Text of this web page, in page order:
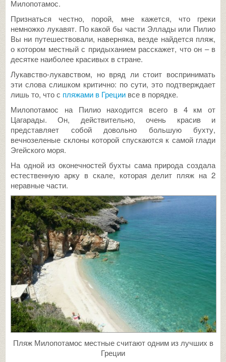
Милопотамос.
Признаться честно, порой, мне кажется, что греки
немножко лукавят. По какой бы части Эллады или Пилио
Вы ни путешествовали, наверняка, везде найдется пляж,
о котором местный с придыханием расскажет, что он – в
десятке наиболее красивых в стране.
Лукавство-лукавством, но вряд ли стоит воспринимать
эти слова слишком критично: по сути, это подтверждает
лишь то, что с пляжами в Греции все в порядке.
Милопотамос на Пилио находится всего в 4 км от
Цагарады. Он, действительно, очень красив и
представляет собой довольно большую бухту,
вечнозеленые склоны которой спускаются к самой глади
Эгейского моря.
На одной из оконечностей бухты сама природа создала
естественную арку в скале, которая делит пляж на 2
неравные части.
Пляж Милопотамос местные считают одним из лучших в
Греции